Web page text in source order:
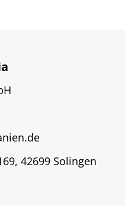
42699 Solingen